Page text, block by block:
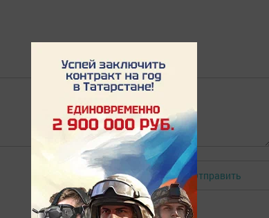
Авторизоваться Отправить